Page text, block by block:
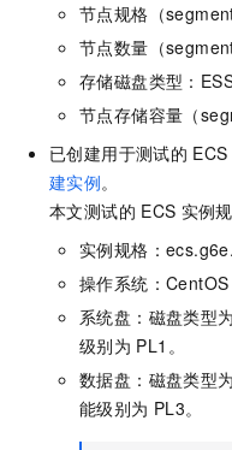
节点规格（
节点数量（
存储磁盘类型：
节点存储容量（
已创建用于测试的 ECS
建实例。
本文测试的 ECS 实例
实例规格：
操作系统：
系统盘：磁盘类型为
级别为 PL1。
数据盘：磁盘类型为
能级别为 PL3。